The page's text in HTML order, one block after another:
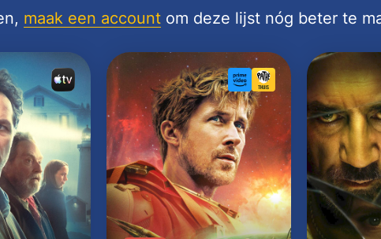
maak een account om deze lijst nóg beter te